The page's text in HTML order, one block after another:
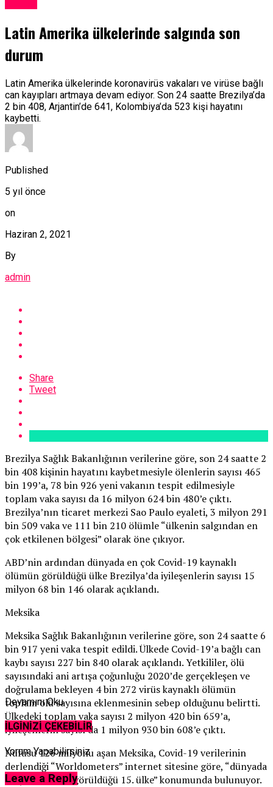
Latin Amerika ülkelerinde salgında son
durum
Latin Amerika ülkelerinde koronavirüs vakaları ve virüse bağlı
can kayıpları artmaya devam ediyor. Son 24 saatte Brezilya’da
2 bin 408, Arjantin’de 641, Kolombiya’da 523 kişi hayatını
kaybetti.
Published
5 yıl önce
on
Haziran 2, 2021
By
admin
Share
Tweet
Brezilya Sağlık Bakanlığının verilerine göre, son 24 saatte 2
bin 408 kişinin hayatını kaybetmesiyle ölenlerin sayısı 465
bin 199’a, 78 bin 926 yeni vakanın tespit edilmesiyle
toplam vaka sayısı da 16 milyon 624 bin 480’e çıktı.
Brezilya’nın ticaret merkezi Sao Paulo eyaleti, 3 milyon 291
bin 509 vaka ve 111 bin 210 ölümle “ülkenin salgından en
çok etkilenen bölgesi” olarak öne çıkıyor.
ABD’nin ardından dünyada en çok Covid-19 kaynaklı
ölümün görüldüğü ülke Brezilya’da iyileşenlerin sayısı 15
milyon 68 bin 146 olarak açıklandı.
Meksika
Meksika Sağlık Bakanlığının verilerine göre, son 24 saatte 6
bin 917 yeni vaka tespit edildi. Ülkede Covid-19’a bağlı can
kaybı sayısı 227 bin 840 olarak açıklandı. Yetkililer, ölü
sayısındaki ani artışa çoğunluğu 2020’de gerçekleşen ve
doğrulama bekleyen 4 bin 272 virüs kaynaklı ölümün
toplam ölü sayısına eklenmesinin sebep olduğunu belirtti.
Ülkedeki toplam vaka sayısı 2 milyon 420 bin 659’a,
iyileşenlerin sayısı da 1 milyon 930 bin 608’e çıktı.
Nüfusu 126 milyonu aşan Meksika, Covid-19 verilerinin
derlendiği “Worldometers” internet sitesine göre, “dünyada
en çok vakanın görüldüğü 15. ülke” konumunda bulunuyor.
Devamını Oku
İLGİNİZİ ÇEKEBİLİR
Yorum Yapabilirsiniz
Leave a Reply